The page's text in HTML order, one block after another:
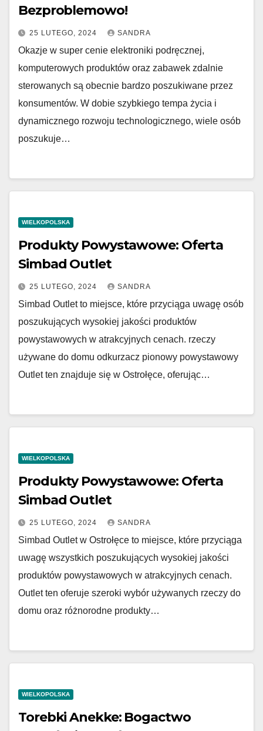
Bezproblemowo!
25 LUTEGO, 2024 SANDRA
Okazje w super cenie elektroniki podręcznej,
komputerowych produktów oraz zabawek zdalnie
sterowanych są obecnie bardzo poszukiwane przez
konsumentów. W dobie szybkiego tempa życia i
dynamicznego rozwoju technologicznego, wiele osób
poszukuje…
WIELKOPOLSKA
Produkty Powystawowe: Oferta
Simbad Outlet
25 LUTEGO, 2024 SANDRA
Simbad Outlet to miejsce, które przyciąga uwagę osób
poszukujących wysokiej jakości produktów
powystawowych w atrakcyjnych cenach. rzeczy
używane do domu odkurzacz pionowy powystawowy
Outlet ten znajduje się w Ostrołęce, oferując…
WIELKOPOLSKA
Produkty Powystawowe: Oferta
Simbad Outlet
25 LUTEGO, 2024 SANDRA
Simbad Outlet w Ostrołęce to miejsce, które przyciąga
uwagę wszystkich poszukujących wysokiej jakości
produktów powystawowych w atrakcyjnych cenach.
Outlet ten oferuje szeroki wybór używanych rzeczy do
domu oraz różnorodne produkty…
WIELKOPOLSKA
Torebki Anekke: Bogactwo